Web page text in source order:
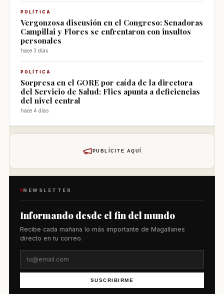
POLÍTICA
Vergonzosa discusión en el Congreso: Senadoras
Campillai y Flores se enfrentaron con insultos
personales
hace 3 días
POLÍTICA
Sorpresa en el GORE por caída de la directora
del Servicio de Salud: Flies apunta a deficiencias
del nivel central
hace 4 días
PUBLÍCITE AQUÍ
NEWSLETTER
Informando desde el fin del mundo
Recibe cada mañana lo más importante de Magallanes
directo en tu correo.
SUSCRIBIRME